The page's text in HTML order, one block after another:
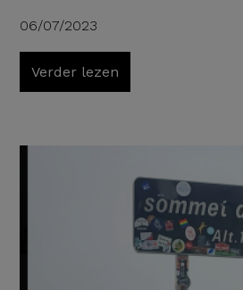
06/07/2023
Verder lezen